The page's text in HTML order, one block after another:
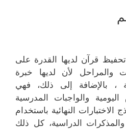
قرآن لديها القدرة على
والمراحل لأن لديها خبرة
، بالإضافة إلى ذلك، فهي
والواجبات المدرسية
النهائية باستخدام
الدراسية، كل ذلك